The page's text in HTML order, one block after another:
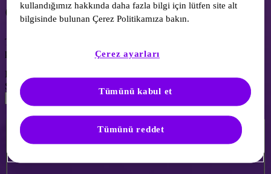
Giriş
Türkiye'deki sağlık profesyonellerine yönelik bilgilere erişin ve
profilinizde sizinle ilgili konuları düzenleyin.
E-posta
Şifre
Beni Hatırla
kullandığımız hakkında daha fazla bilgi için lütfen site alt
bilgisinde bulunan Çerez Politikamıza bakın.
Çerez ayarları
Tümünü reddet
Tümünü kabul et